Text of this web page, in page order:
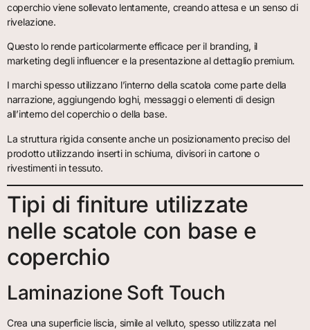
coperchio viene sollevato lentamente, creando attesa e un senso di
rivelazione.
Questo lo rende particolarmente efficace per il branding, il
marketing degli influencer e la presentazione al dettaglio premium.
I marchi spesso utilizzano l’interno della scatola come parte della
narrazione, aggiungendo loghi, messaggi o elementi di design
all’interno del coperchio o della base.
La struttura rigida consente anche un posizionamento preciso del
prodotto utilizzando inserti in schiuma, divisori in cartone o
rivestimenti in tessuto.
Tipi di finiture utilizzate
nelle scatole con base e
coperchio
Laminazione Soft Touch
Crea una superficie liscia, simile al velluto, spesso utilizzata nel